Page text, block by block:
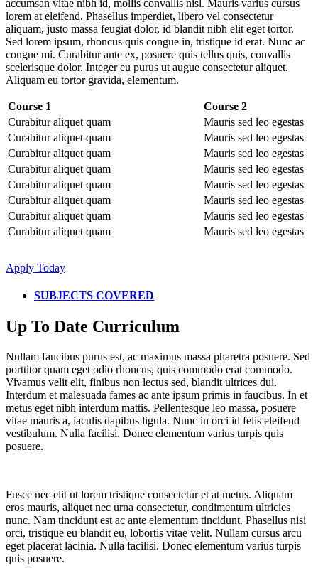
accumsan vitae nibh id, mollis convallis nisl. Mauris varius cursus
lorem at eleifend. Phasellus imperdiet, libero vel consectetur
aliquam, justo massa feugiat dolor, id blandit nibh elit eget tortor.
Sed lorem ipsum, rhoncus quis congue in, tristique id erat. Nunc ac
congue mi. Curabitur ante ex, posuere quis tellus quis, convallis
scelerisque dolor. Integer eu purus ut augue consectetur aliquet.
Aliquam eu tortor gravida, elementum.
Course 1
Course 2
Curabitur aliquet quam
Mauris sed leo egestas
Curabitur aliquet quam
Mauris sed leo egestas
Curabitur aliquet quam
Mauris sed leo egestas
Curabitur aliquet quam
Mauris sed leo egestas
Curabitur aliquet quam
Mauris sed leo egestas
Curabitur aliquet quam
Mauris sed leo egestas
Curabitur aliquet quam
Mauris sed leo egestas
Curabitur aliquet quam
Mauris sed leo egestas
Apply Today
SUBJECTS COVERED
Up To Date Curriculum
Nullam faucibus purus est, ac maximus massa pharetra posuere. Sed
porttitor quam eget odio rhoncus, quis commodo erat commodo.
Vivamus velit elit, finibus non lectus sed, blandit ultrices dui.
Interdum et malesuada fames ac ante ipsum primis in faucibus. In et
metus eget nibh interdum mattis. Pellentesque leo massa, posuere
vitae mauris a, iaculis dapibus ligula. Nunc in orci id felis eleifend
vestibulum. Nulla facilisi. Donec elementum varius turpis quis
posuere.
Fusce nec elit ut lorem tristique consectetur et at metus. Aliquam
eros mauris, aliquet nec urna consectetur, condimentum ultricies
nunc. Nam tincidunt est ac ante elementum tincidunt. Phasellus nisi
orci, tristique eu blandit eu, lobortis vitae velit. Nullam cursus arcu
eget placerat lacinia. Nulla facilisi. Donec elementum varius turpis
quis posuere.